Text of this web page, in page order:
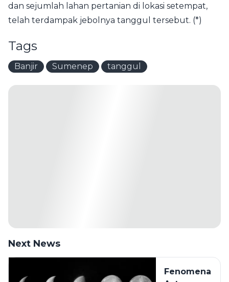
dan sejumlah lahan pertanian di lokasi setempat,
telah terdampak jebolnya tanggul tersebut. (*)
Tags
Banjir Sumenep tanggul
Next News
Fenomena